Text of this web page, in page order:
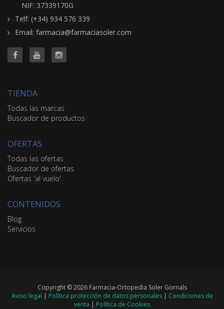
NIF: 37339170G
Telf: (+34) 934 576 339
Email: farmacia@farmaciasoler.com
TIENDA
Todas las marcas
Buscador de productos
OFERTAS
Todas las ofertas
Buscador de ofertas
Ofertas 'al vuelo'
CONTENIDOS
Blog
Servicios
Copyright © 2026 Farmacia-Ortopedia Soler Gornals
Aviso legal | Política protección de datos personales| Condiciones de
venta | Política de Cookies